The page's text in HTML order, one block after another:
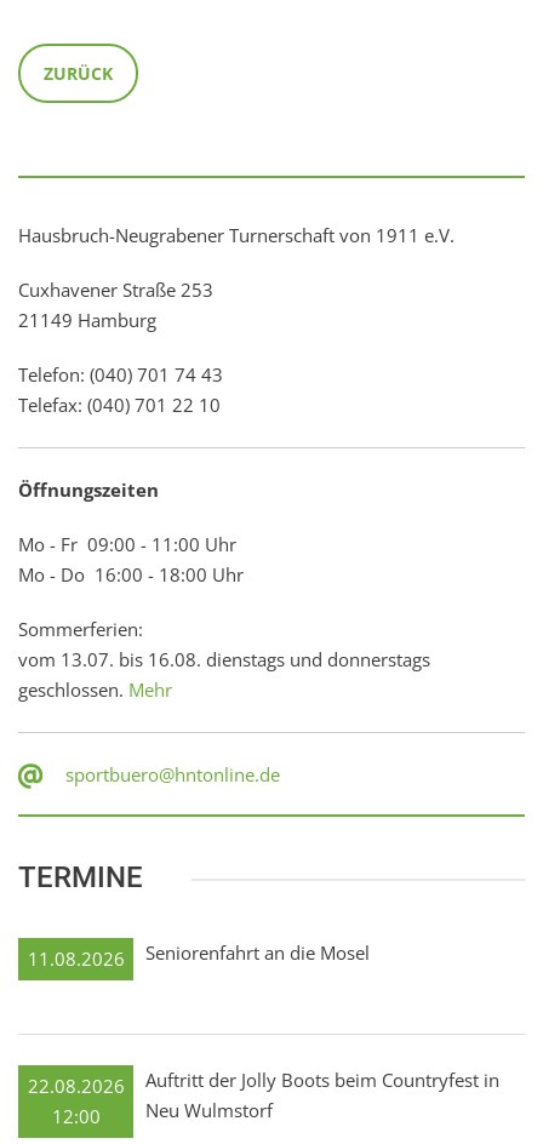
ZURÜCK
Hausbruch-Neugrabener Turnerschaft von 1911 e.V.
Cuxhavener Straße 253
21149 Hamburg
Telefon: (040) 701 74 43
Telefax: (040) 701 22 10
Öffnungszeiten
Mo - Fr 09:00 - 11:00 Uhr
Mo - Do 16:00 - 18:00 Uhr
Sommerferien:
vom 13.07. bis 16.08. dienstags und donnerstags
geschlossen. Mehr
sportbuero@hntonline.de
TERMINE
11.08.2026 Seniorenfahrt an die Mosel
22.08.2026
12:00
Auftritt der Jolly Boots beim Countryfest in
Neu Wulmstorf